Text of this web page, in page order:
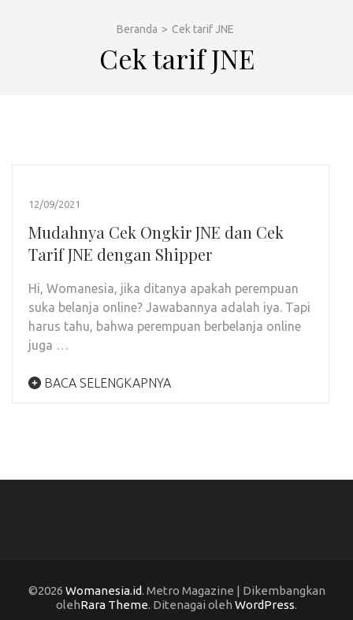
Beranda > Cek tarif JNE
Cek tarif JNE
12/09/2021
Mudahnya Cek Ongkir JNE dan Cek
Tarif JNE dengan Shipper
Hi, Womanesia, jika ditanya apakah perempuan
suka belanja online? Jawabannya adalah iya. Tapi
harus tahu, bahwa perempuan berbelanja online
juga …
BACA SELENGKAPNYA
©2026 Womanesia.id. Metro Magazine | Dikembangkan
olehRara Theme. Ditenagai oleh WordPress.